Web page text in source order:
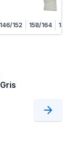
146/152 158/164